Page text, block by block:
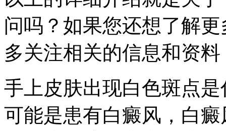
问吗？如果您还想了解
多关注相关的信息和资
手上皮肤出现白色斑点
可能是患有白癜风，白